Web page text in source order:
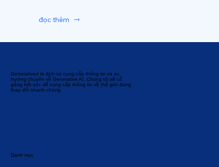
Generatived là dịch vụ cung cấp thông tin và xu
hướng chuyên về Generative AI. Chúng tôi sẽ cố
gắng hết sức để cung cấp thông tin về thế giới đang
thay đổi nhanh chóng.
Danh mục
đọc thêm